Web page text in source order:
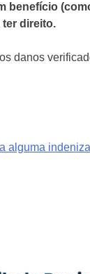
benefício
ter direito.
danos
alguma